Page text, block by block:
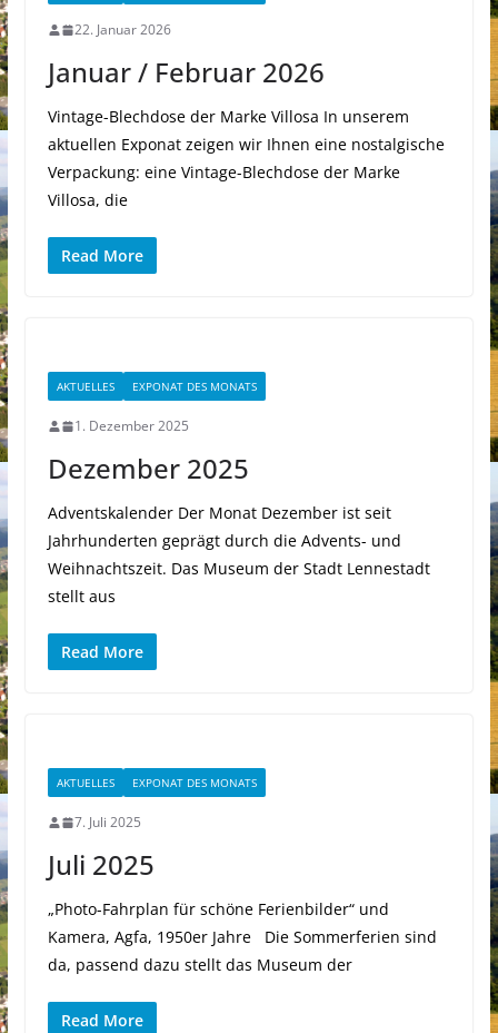
22. Januar 2026
Januar / Februar 2026
Vintage-Blechdose der Marke Villosa In unserem
aktuellen Exponat zeigen wir Ihnen eine nostalgische
Verpackung: eine Vintage-Blechdose der Marke
Villosa, die
Read More
AKTUELLES EXPONAT DES MONATS
1. Dezember 2025
Dezember 2025
Adventskalender Der Monat Dezember ist seit
Jahrhunderten geprägt durch die Advents- und
Weihnachtszeit. Das Museum der Stadt Lennestadt
stellt aus
Read More
AKTUELLES EXPONAT DES MONATS
7. Juli 2025
Juli 2025
„Photo-Fahrplan für schöne Ferienbilder“ und
Kamera, Agfa, 1950er Jahre Die Sommerferien sind
da, passend dazu stellt das Museum der
Read More